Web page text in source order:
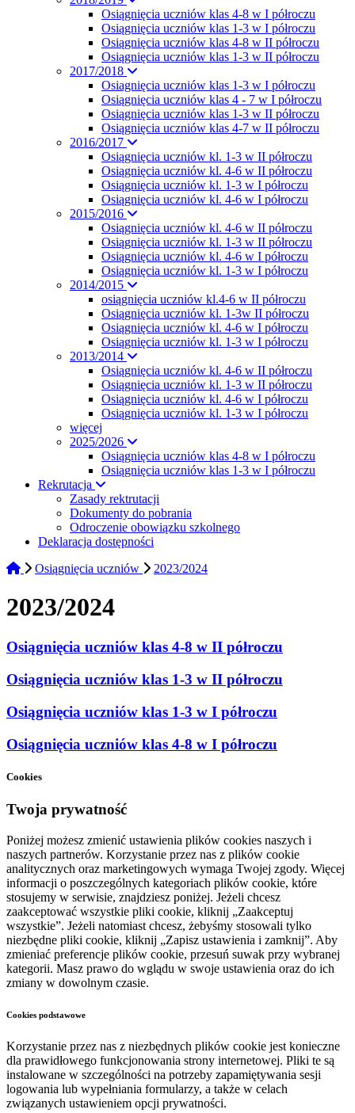
Osiągnięcia uczniów klas 4-8 w I półroczu
Osiągnięcia uczniów klas 1-3 w I półroczu
Osiągnięcia uczniów klas 4-8 w II półroczu
Osiągnięcia uczniów klas 1-3 w II półroczu
2017/2018
Osiagnięcia uczniów klas 1-3 w I półroczu
Osiągnięcia uczniów klas 4 - 7 w I półroczu
Osiągnięcia uczniów klas 1-3 w II półroczu
Osiągnięcia uczniów klas 4-7 w II półroczu
2016/2017
Osiągnięcia uczniów kl. 1-3 w II półroczu
Osiągnięcia uczniów kl. 4-6 w II półroczu
Osiągnięcia uczniów kl. 1-3 w I półroczu
Osiągnięcia uczniów kl. 4-6 w I półroczu
2015/2016
Osiągnięcia uczniów kl. 4-6 w II półroczu
Osiągnięcia uczniów kl. 1-3 w II półroczu
Osiągnięcia uczniów kl. 4-6 w I półroczu
Osiągnięcia uczniów kl. 1-3 w I półroczu
2014/2015
osiągnięcia uczniów kl.4-6 w II półroczu
Osiągnięcia uczniów kl. 1-3w II półroczu
Osiągnięcia uczniów kl. 4-6 w I półroczu
Osiągnięcia uczniów kl. 1-3 w I półroczu
2013/2014
Osiągnięcia uczniów kl. 4-6 w II półroczu
Osiągnięcia uczniów kl. 1-3 w II półroczu
Osiągnięcia uczniów kl. 4-6 w I półroczu
Osiągnięcia uczniów kl. 1-3 w I półroczu
więcej
2025/2026
Osiągnięcia uczniów klas 4-8 w I półroczu
Osiągnięcia uczniów klas 1-3 w I półroczu
Rekrutacja
Zasady rektrutacji
Dokumenty do pobrania
Odroczenie obowiązku szkolnego
Deklaracja dostępności
Osiągnięcia uczniów
2023/2024
2023/2024
Osiągnięcia uczniów klas 4-8 w II półroczu
Osiągnięcia uczniów klas 1-3 w II półroczu
Osiągnięcia uczniów klas 1-3 w I półroczu
Osiągnięcia uczniów klas 4-8 w I półroczu
Cookies
Twoja prywatność
Poniżej możesz zmienić ustawienia plików cookies naszych i
naszych partnerów. Korzystanie przez nas z plików cookie
analitycznych oraz marketingowych wymaga Twojej zgody. Więcej
informacji o poszczególnych kategoriach plików cookie, które
stosujemy w serwisie, znajdziesz poniżej. Jeżeli chcesz
zaakceptować wszystkie pliki cookie, kliknij „Zaakceptuj
wszystkie”. Jeżeli natomiast chcesz, żebyśmy stosowali tylko
niezbędne pliki cookie, kliknij „Zapisz ustawienia i zamknij”. Aby
zmieniać preferencje plików cookie, przesuń suwak przy wybranej
kategorii. Masz prawo do wglądu w swoje ustawienia oraz do ich
zmiany w dowolnym czasie.
Cookies podstawowe
Korzystanie przez nas z niezbędnych plików cookie jest konieczne
dla prawidłowego funkcjonowania strony internetowej. Pliki te są
instalowane w szczególności na potrzeby zapamiętywania sesji
logowania lub wypełniania formularzy, a także w celach
związanych ustawieniem opcji prywatności.